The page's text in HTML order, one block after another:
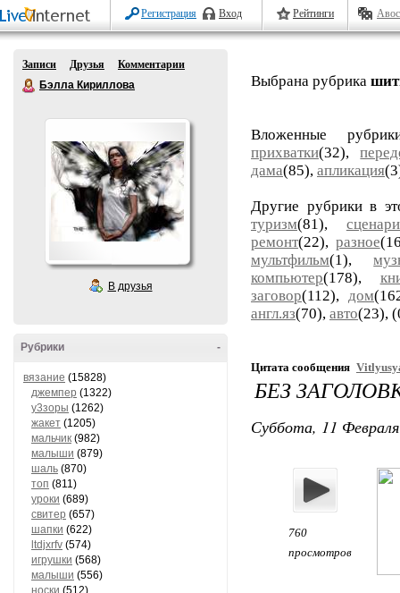
Регистрация Вход Рейтинги
Записи Друзья
Комментарии
Бэлла Кириллова
В друзья
-
Рубрики
вязание (15828)
джемпер (1322)
у3зоры (1262)
жакет (1205)
мальчик (982)
малыши (879)
шаль (870)
топ (811)
уроки (689)
свитер (657)
шапки (622)
ltdjxrfv (574)
игрушки (568)
малыши (556)
носки (512)
Выбрана рубрика
Вложенные
прихватки(32),
дама(85), апликация
Другие рубрики в
туризм(81),
ремонт(22), разное
мультфильм(1),
компьютер(178),
заговор(112), дом
англ.яз(70), авто(23),
Цитата сообщения
БЕЗ
Суббота, 11
760
просмотров